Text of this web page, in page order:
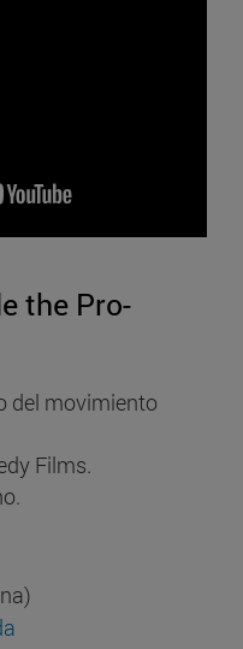
the Pro-
del movimiento
Films.